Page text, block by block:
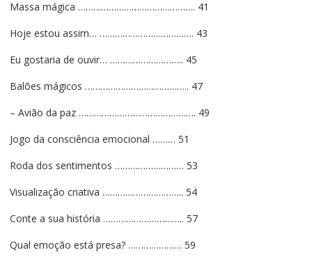
Massa mágica ………………………………………. 41
Hoje estou assim… ………………………………. 43
Eu gostaria de ouvir… ……………………….. 45
Balões mágicos ………………………………….. 47
– Avião da paz ………………………………………. 49
Jogo da consciência emocional ……… 51
Roda dos sentimentos ……………………… 53
Visualização criativa ………………………….. 54
Conte a sua história ………………………….. 57
Qual emoção está presa? ………………… 59